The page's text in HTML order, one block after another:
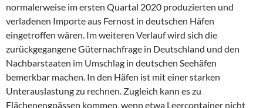
normalerweise im ersten Quartal 2020 produzierten und
verladenen Importe aus Fernost in deutschen Häfen
eingetroffen wären. Im weiteren Verlauf wird sich die
zurückgegangene Güternachfrage in Deutschland und den
Nachbarstaaten im Umschlag in deutschen Seehäfen
bemerkbar machen. In den Häfen ist mit einer starken
Unterauslastung zu rechnen. Zugleich kann es zu
Flächenengpässen kommen, wenn etwa Leercontainer nicht